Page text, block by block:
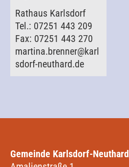
Rathaus Karlsdorf
Tel.: 07251 443 209
Fax: 07251 443 270
martina.brenner@karl
sdorf-neuthard.de
Gemeinde Karlsdorf-Neuthard